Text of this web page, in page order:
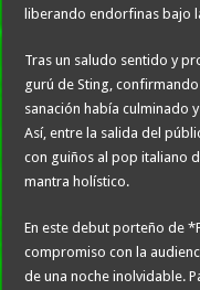
liberando endorfinas bajo
Tras un saludo sentido y
gurú de Sting,
sanación había culminado
Así, entre la salida del
con guiños al pop italiano
mantra holístico.
En este debut porteño de
compromiso con la
de una noche inolvidable.